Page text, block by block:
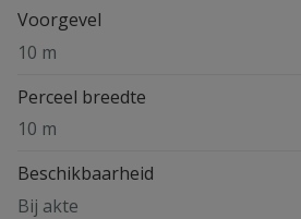
Voorgevel
10 m
Perceel breedte
10 m
Beschikbaarheid
Bij akte